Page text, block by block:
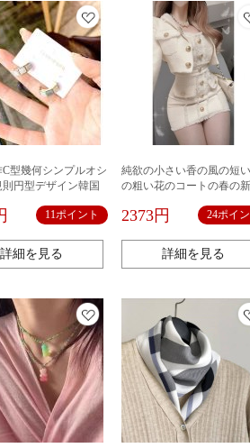
C型幾何シンプルオシ
則円型デザイン韓国
11ポイント
詳細を見る
純欲の小さい香の風の短
の粗い花のコートの春の
やせているヒップのスカー
2373円 24ポイン
詳細を見る